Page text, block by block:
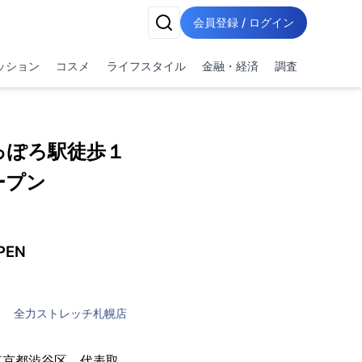
会員登録 / ログイン
ション コスメ ライフスタイル 金融・経済 調査
ろ駅徒歩１
プン
全力ストレッチ札幌店